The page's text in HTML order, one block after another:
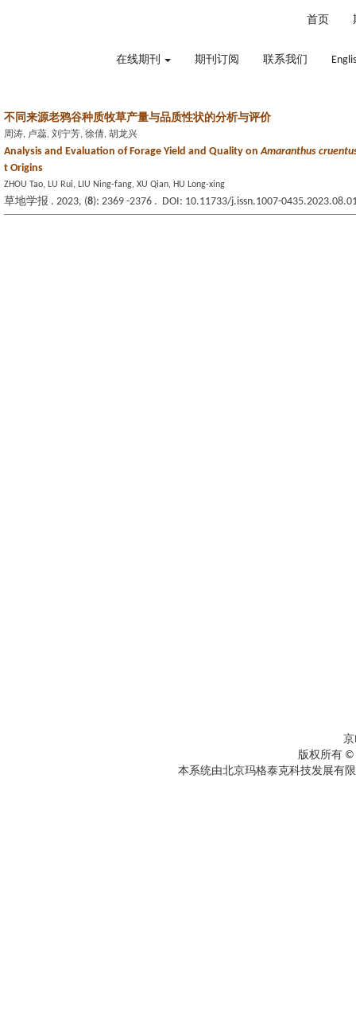
首页
在线期刊 期刊订阅 联系我们
不同来源老鸦谷种质牧草产量与品质性状的分析与评价
周涛, 卢蕊, 刘宁芳, 徐倩, 胡龙兴
Analysis and Evaluation of Forage Yield and Quality onAmaranthus
t Origins
ZHOU Tao, LU Rui, LIU Ning-fang, XU Qian, HU Long-xing
草地学报 . 2023, (8): 2369 -2376 . DOI: 10.11733/j.issn.1007-
京
版权所有 ©
本系统由北京玛格泰克科技发展有